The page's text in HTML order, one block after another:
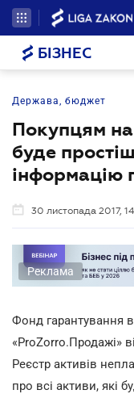
БІЗНЕС
Держава, бюджет
Покупцям
буде
інформацію
30 листопада 2017,
Реклама
Фонд гарантування
«ProZorro.Продажі»
Реєстр активів
про всі активи, які